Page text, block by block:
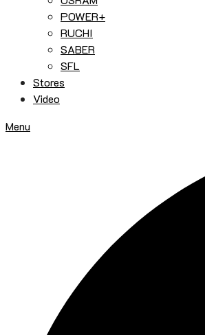
POWER+
RUCHI
SABER
SFL
Stores
Video
Menu